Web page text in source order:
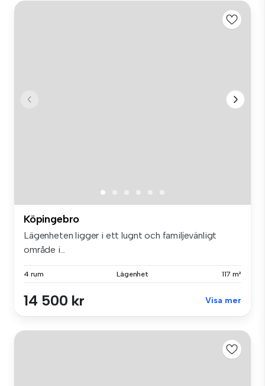
Köpingebro
Lägenheten ligger i ett lugnt och familjevänligt
område i...
4 rum Lägenhet 117 m²
14 500 kr Visa mer